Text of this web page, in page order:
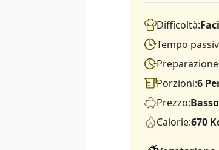
Difficoltà:
Tempo
Porzioni:6
Prezzo:Basso
Calorie:670